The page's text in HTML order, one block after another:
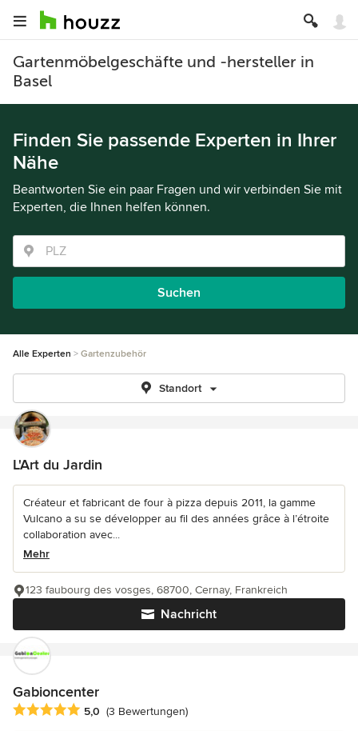
Gartenmöbelgeschäfte und -hersteller in
Basel
Finden Sie passende Experten in Ihrer
Nähe
Beantworten Sie ein paar Fragen und wir verbinden Sie mit
Experten, die Ihnen helfen können.
Suchen
Alle Experten Gartenzubehör
Standort
L'Art du Jardin
Créateur et fabricant de four à pizza depuis 2011, la gamme
Vulcano a su se développer au fil des années grâce à l’étroite
collaboration avec...
Mehr
Nachricht
123 faubourg des vosges, 68700, Cernay, Frankreich
Gabioncenter
Durchschnittliche Bewertung: 5 von 5 Sternen
5,0 (3 Bewertungen)